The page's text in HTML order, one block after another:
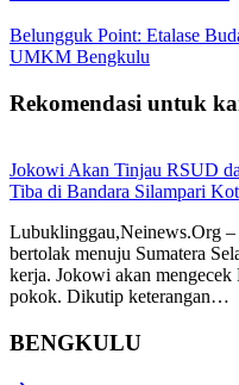
Belungguk Point: Etalase
UMKM Bengkulu
Rekomendasi untuk
Jokowi Akan Tinjau RSUD
Tiba di Bandara Silampari
Lubuklinggau,Neinews.Org
bertolak menuju Sumatera
kerja. Jokowi akan
pokok. Dikutip keterangan…
BENGKULU